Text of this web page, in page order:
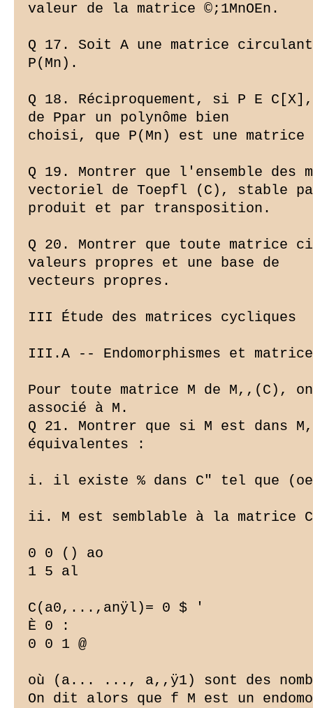
valeur de la matrice ©;1MnOEn.
Q 17. Soit A une matrice
P(Mn).
Q 18. Réciproquement, si P E
de Ppar un polynôme bien
choisi, que P(Mn) est une
Q 19. Montrer que l'ensemble
vectoriel de Toepfl (C), stable
produit et par transposition.
Q 20. Montrer que toute matrice
valeurs propres et une base de
vecteurs propres.
III Étude des matrices cycliques
III.A -- Endomorphismes et
Pour toute matrice M de M,,(C),
associé à M.
Q 21. Montrer que si M est dans
équivalentes :
i. il existe % dans C" tel que
ii. M est semblable à la
0 0 () ao
1 5 al
C(a0,...,anÿl)= 0 $ '
È 0 :
0 0 1 @
où (a... ..., a,,ÿ1) sont des
On dit alors que f M est un